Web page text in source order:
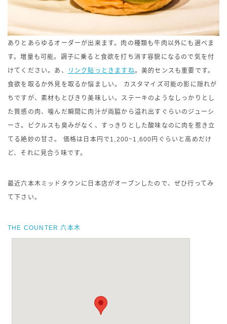
ありとあらゆるオーダーが出来ます。肉の種類も牛肉以外にも選べま
す。増量も可能。調子に乗ると食欲を打ち消す容貌になるので気を付
けてください。あ、
リンク貼っときますね。美的センスも重要です。
食欲を取るか外見を取るか悩ましい。 カスタマイズ可能の影に隠れが
ちですが、素材もとびきり美味しい。ステーキのようなしっかりとし
た質感の肉、噛んだ瞬間に肉汁が両脇から溢れ出すぐらいのジューシ
ーさ。ピクルスも臭みがなく、すっきりとした酸味なのに肉を惹き立
てる絶妙の甘さ。 価格は日本円で1,200~1,600円ぐらいと高めだけ
ど、それに見合う味です。
最近六本木ミッドタウンに日本店がオープンしたので、ぜひ行ってみ
て下さい。
THE COUNTER 六本木